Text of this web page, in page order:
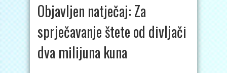
Objavljen natječaj: Za
sprječavanje štete od divljači
dva milijuna kuna